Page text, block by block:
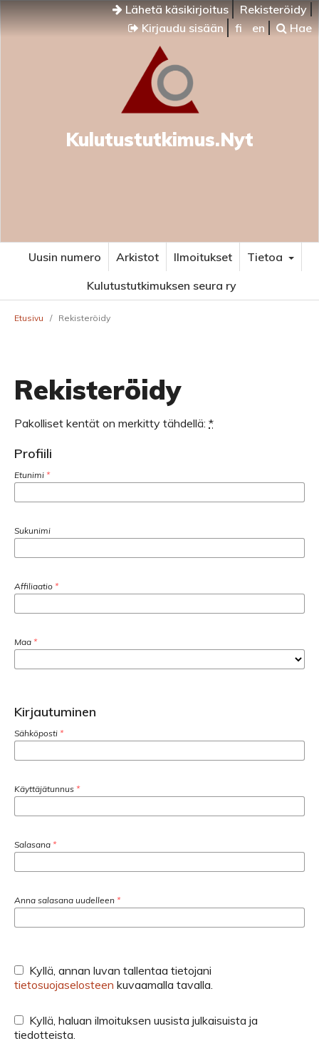
Lähetä käsikirjoitus
Rekisteröidy
Kirjaudu sisään
fi en Hae
Kulutustutkimus.Nyt
Uusin numero Arkistot Ilmoitukset
Tietoa
Kulutustutkimuksen seura ry
Etusivu / Rekisteröidy
Rekisteröidy
Pakolliset kentät on merkitty tähdellä: *
Profiili
Etunimi *
Sukunimi
Affiliaatio *
Maa *
Kirjautuminen
Sähköposti *
Käyttäjätunnus *
Salasana *
Anna salasana uudelleen *
Kyllä, annan luvan tallentaa tietojani
tietosuojaselosteen kuvaamalla tavalla.
tiedotteista.